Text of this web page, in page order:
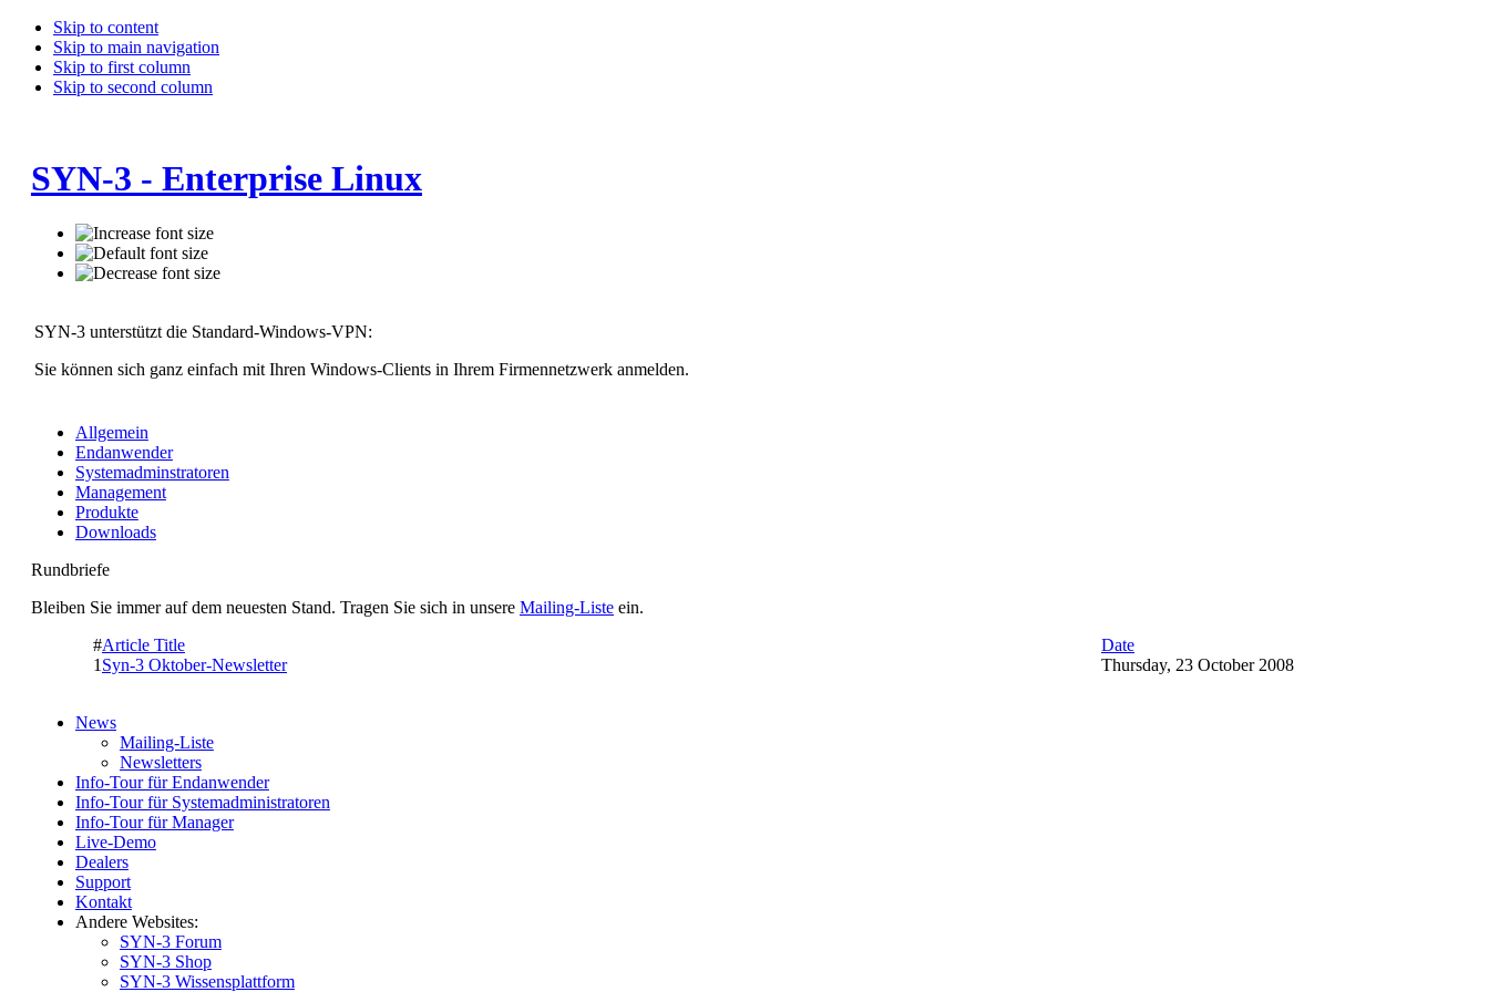
Skip to content
Skip to main navigation
Skip to first column
Skip to second column
SYN-3 - Enterprise Linux
SYN-3 unterstützt die Standard-Windows-VPN:
Sie können sich ganz einfach mit Ihren Windows-Clients in Ihrem Firmennetzwerk anmelden.
Allgemein
Endanwender
Systemadminstratoren
Management
Produkte
Downloads
Rundbriefe
Bleiben Sie immer auf dem neuesten Stand. Tragen Sie sich in unsere Mailing-Liste ein.
#Article Title
Date
1 Syn-3 Oktober-Newsletter Thursday, 23 October 2008
News
Mailing-Liste
Newsletters
Info-Tour für Endanwender
Info-Tour für Systemadministratoren
Info-Tour für Manager
Live-Demo
Dealers
Support
Kontakt
Andere Websites:
SYN-3 Forum
SYN-3 Shop
SYN-3 Wissensplattform